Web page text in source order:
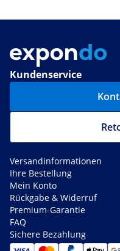
Kundenservice
Versandinformationen
Ihre Bestellung
Mein Konto
Rückgabe & Widerruf
Premium-Garantie
FAQ
Sichere Bezahlung